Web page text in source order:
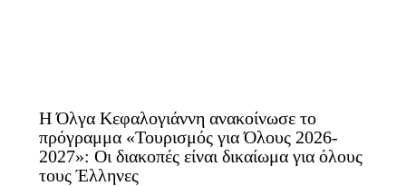
Η Όλγα Κεφαλογιάννη ανακοίνωσε το
πρόγραμμα «Τουρισμός για Όλους 2026-
2027»: Οι διακοπές είναι δικαίωμα για όλους
τους Έλληνες